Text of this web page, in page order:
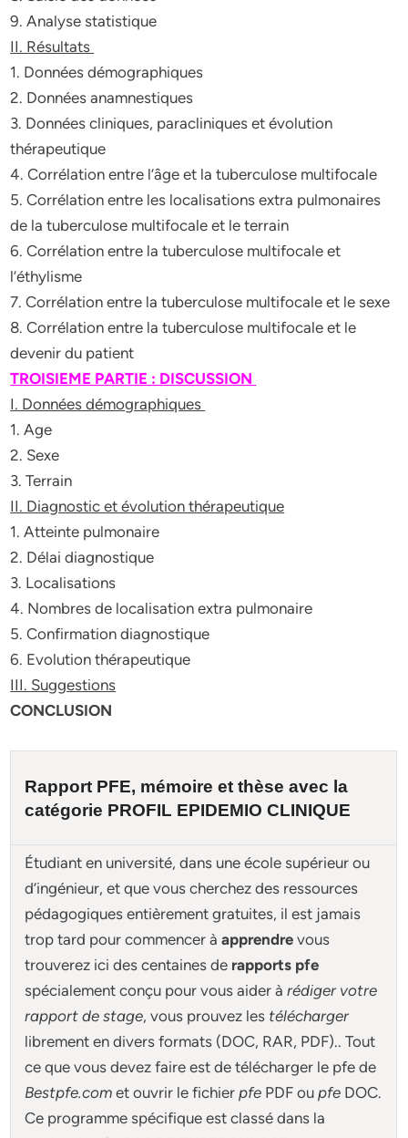
9. Analyse statistique
II. Résultats
1. Données démographiques
2. Données anamnestiques
3. Données cliniques, paracliniques et évolution
thérapeutique
4. Corrélation entre l’âge et la tuberculose multifocale
5. Corrélation entre les localisations extra pulmonaires
de la tuberculose multifocale et le terrain
6. Corrélation entre la tuberculose multifocale et
l’éthylisme
7. Corrélation entre la tuberculose multifocale et le sexe
8. Corrélation entre la tuberculose multifocale et le
devenir du patient
TROISIEME PARTIE : DISCUSSION
I. Données démographiques
1. Age
2. Sexe
3. Terrain
II. Diagnostic et évolution thérapeutique
1. Atteinte pulmonaire
2. Délai diagnostique
3. Localisations
4. Nombres de localisation extra pulmonaire
5. Confirmation diagnostique
6. Evolution thérapeutique
III. Suggestions
CONCLUSION
Rapport PFE, mémoire etthèse avec la
catégorie PROFIL EPIDEMIO CLINIQUE
Étudiant en université, dans une école supérieur ou
d’ingénieur, et que vous cherchez des ressources
pédagogiques entièrement gratuites, il est jamais
trop tard pour commencer àapprendre vous
trouverez ici des centaines de rapports pfe
spécialement conçu pourvous aider àrédiger votre
rapport de stage, vous prouvez les télécharger
librement en divers formats (DOC, RAR, PDF).. Tout
ce que vous devez faire est de télécharger le pfe de
Bestpfe.com et ouvrir le fichierpfe PDF oupfe DOC.
Ce programme spécifique est classé dans la